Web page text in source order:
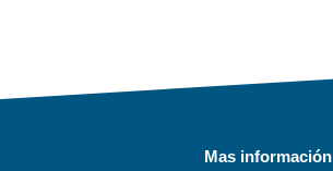
Mas información